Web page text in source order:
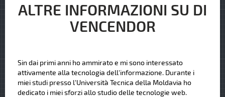
ALTRE INFORMAZIONI SU DI
VENCENDOR
Sin dai primi anni ho ammirato e mi sono interessato
attivamente alla tecnologia dell'informazione. Durante i
miei studi presso l'Università Tecnica della Moldavia ho
dedicato i miei sforzi allo studio delle tecnologie web.